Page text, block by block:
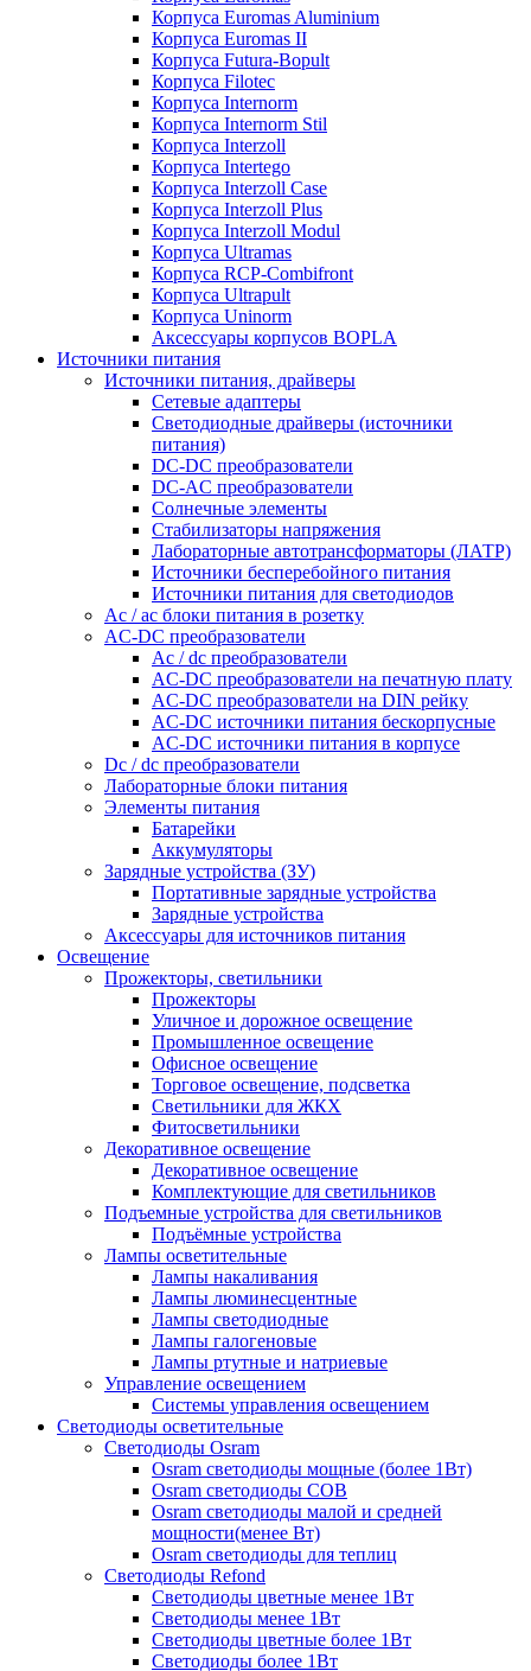
Корпуса Euromas Aluminium
Корпуса Euromas II
Корпуса Futura-Bopult
Корпуса Filotec
Корпуса Internorm
Корпуса Internorm Stil
Корпуса Interzoll
Корпуса Intertego
Корпуса Interzoll Case
Корпуса Interzoll Plus
Корпуса Interzoll Modul
Корпуса Ultramas
Корпуса RCP-Combifront
Корпуса Ultrapult
Корпуса Uninorm
Аксессуары корпусов BOPLA
Источники питания
Источники питания, драйверы
Сетевые адаптеры
Светодиодные драйверы (источники
питания)
DC-DC преобразователи
DC-AC преобразователи
Солнечные элементы
Стабилизаторы напряжения
Лабораторные автотрансформаторы (ЛАТР)
Источники бесперебойного питания
Источники питания для светодиодов
Ac / ac блоки питания в розетку
AC-DC преобразователи
Ac / dc преобразователи
AC-DC преобразователи на печатную плату
AC-DC преобразователи на DIN рейку
AC-DC источники питания бескорпусные
AC-DC источники питания в корпусе
Dc / dc преобразователи
Лабораторные блоки питания
Элементы питания
Батарейки
Аккумуляторы
Зарядные устройства (ЗУ)
Портативные зарядные устройства
Зарядные устройства
Аксессуары для источников питания
Освещение
Прожекторы, светильники
Прожекторы
Уличное и дорожное освещение
Промышленное освещение
Офисное освещение
Торговое освещение, подсветка
Светильники для ЖКХ
Фитосветильники
Декоративное освещение
Декоративное освещение
Комплектующие для светильников
Подъемные устройства для светильников
Подъёмные устройства
Лампы осветительные
Лампы накаливания
Лампы люминесцентные
Лампы светодиодные
Лампы галогеновые
Лампы ртутные и натриевые
Управление освещением
Системы управления освещением
Светодиоды осветительные
Светодиоды Osram
Osram светодиоды мощные (более 1Вт)
Osram светодиоды COB
Osram светодиоды малой и средней
мощности(менее Вт)
Osram светодиоды для теплиц
Светодиоды Refond
Светодиоды цветные менее 1Вт
Светодиоды менее 1Вт
Светодиоды цветные более 1Вт
Светодиоды более 1Вт